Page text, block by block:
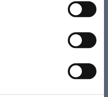
produkty